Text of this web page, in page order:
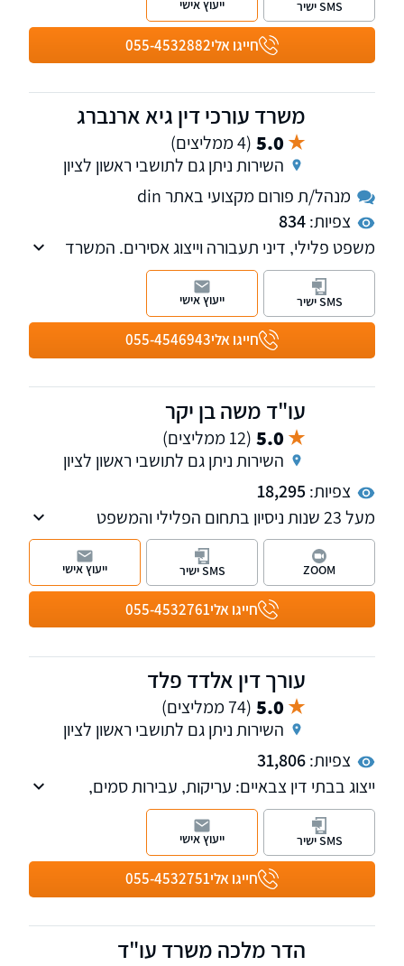
חייגו אלי055-4532882
SMS ישיר ייעוץ אישי
משרד עורכי דין גיא ארנברג
5.0 (4 ממליצים)
השירות ניתן גם לתושבי ראשון לציון
מנהל/ת פורום מקצועי באתר din
צפיות:834
משפט פלילי, דיני תעבורה וייצוג אסירים. המשרד
מעניק שירות לכל ההליכים המשפטיים ונותן יחס
אישי ומענה מהיר
חייגו אלי055-4546943
SMS ישיר ייעוץ אישי
עו"ד משה בן יקר
5.0 (12 ממליצים)
השירות ניתן גם לתושבי ראשון לציון
צפיות:18,295
מעל 23 שנות ניסיון בתחום הפלילי והמשפט
הצבאי, בעבירות חמורות, עבירות מין, עבירות
רכוש, סמים ואלימות, חנינה, מחיקת רישום פלילי,
דיני צבא, תעבורה (תיקים נבחרים) ומשפט מנהלי.
קבלת קהל בירושלים ובת"א.
חייגו אלי055-4532761
ZOOM SMS ישיר ייעוץ אישי
עורך דין אלדד פלד
5.0 (74 ממליצים)
השירות ניתן גם לתושבי ראשון לציון
צפיות:31,806
ייצוג בבתי דין צבאיים: עריקות, עבירות סמים,
עבירות אלימות, הטרדה מינית, תאונות אימונים,
שימוש בלתי חוקי בנשק, עבירות תעבורה בצבא
ועוד, תביעות כנגד ק. תגמולים להכרה בנכות
וועדות ערר.
חייגו אלי055-4532751
SMS ישיר ייעוץ אישי
הדר מלכה משרד עו"ד